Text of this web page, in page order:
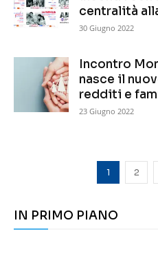
centralità
30 Giugno 2022
Incontro
nasce il
redditi e
23 Giugno 2022
1 2
IN PRIMO PIANO